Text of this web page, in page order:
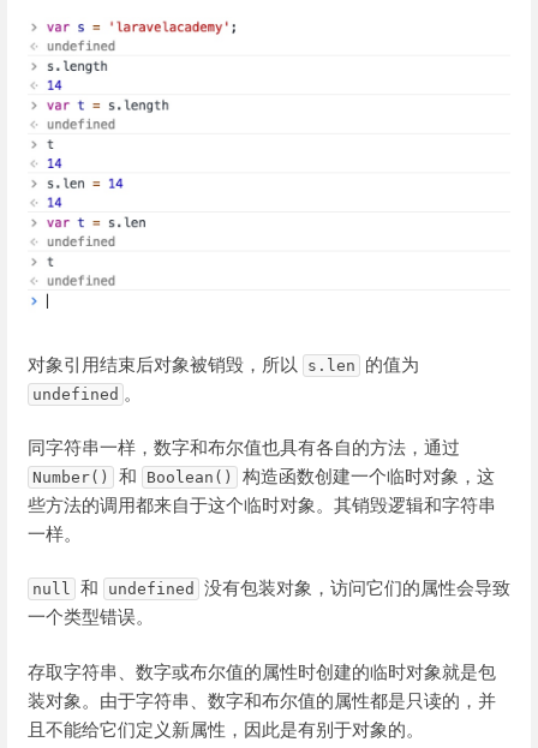
对象引用结束后对象被销毁，所以 s.len 的值为
undefined 。
同字符串一样，数字和布尔值也具有各自的方法，通过
Number() 和 Boolean()
构造函数创建一个临时对象，这
些方法的调用都来自于这个临时对象。其销毁逻辑和字符串
一样。
null 和 undefined
没有包装对象，访问它们的属性会导致
一个类型错误。
存取字符串、数字或布尔值的属性时创建的临时对象就是包
装对象。由于字符串、数字和布尔值的属性都是只读的，并
且不能给它们定义新属性，因此是有别于对象的。